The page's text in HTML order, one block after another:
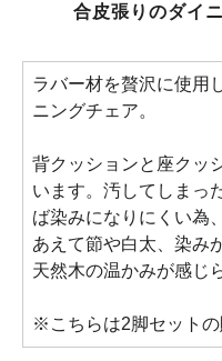
合皮張りのダイ
ラバー材を贅沢に使用
ニングチェア。
背クッションと座クッ
います。汚してしまっ
ば染みになりにくい為
あえて節や白太、染み
天然木の温かみが感じ
※こちらは2脚セットの